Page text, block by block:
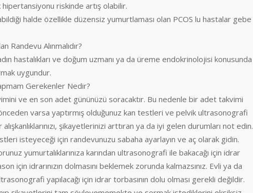
riskinde artış olabilir.
halde özellikle düzensiz yumurtlaması olan PCOS lu hastalar gebe
Randevu Alınmalıdır?
hastalıkları ve doğum uzmanı ya da üreme endokrinolojisi konusunda
uygundur.
Gerekenler Nedir?
ve en son adet gününüzü soracaktır. Bu nedenle bir adet takvimi
varsa yaptırmış olduğunuz kan testleri ve pelvik ultrasonografi
alışkanlıklarınızı, şikayetlerinizi arttıran ya da iyi gelen durumları not edin.
isteyeceği için randevunuzu sabaha ayarlayın ve aç olarak gidin.
yumurtalıklarınıza karından ultrasonografi ile bakacağı için idrar
için idrarınızın dolmasını beklemek zorunda kalmazsınız. Evli ya da
yapılacağı için idrar torbasının dolu olması gerekli değildir.